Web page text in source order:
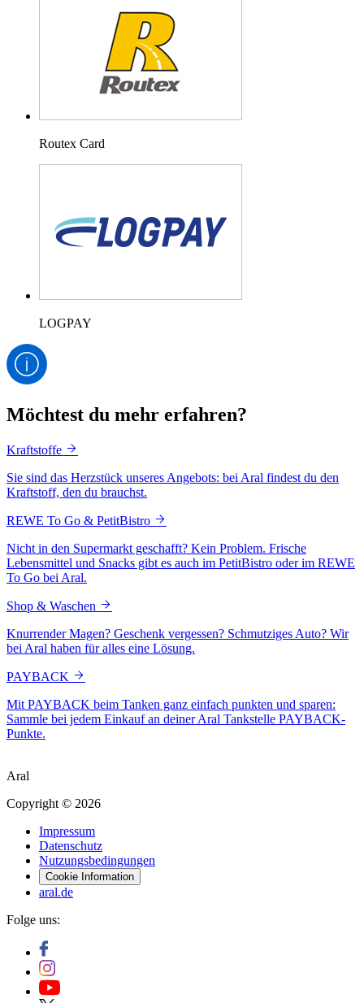
Routex Card
LOGPAY
Möchtest du mehr erfahren?
Kraftstoffe
Sie sind das Herzstück unseres Angebots: bei Aral findest du den
Kraftstoff, den du brauchst.
REWE To Go & PetitBistro
Nicht in den Supermarkt geschafft? Kein Problem. Frische
Lebensmittel und Snacks gibt es auch im PetitBistro oder im REWE
To Go bei Aral.
Shop & Waschen
Knurrender Magen? Geschenk vergessen? Schmutziges Auto? Wir
bei Aral haben für alles eine Lösung.
PAYBACK
Mit PAYBACK beim Tanken ganz einfach punkten und sparen:
Sammle bei jedem Einkauf an deiner Aral Tankstelle PAYBACK-
Punkte.
Aral
Copyright © 2026
Impressum
Datenschutz
Nutzungsbedingungen
Cookie Information
aral.de
Folge uns: